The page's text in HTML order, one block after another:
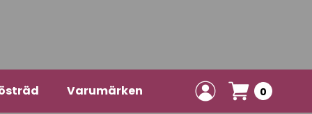
Varumärken 0